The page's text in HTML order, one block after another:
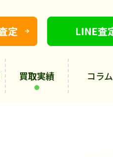
買取実績 コラム